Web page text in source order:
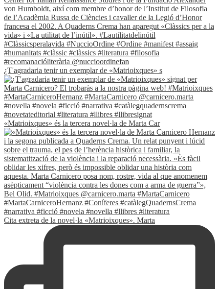
¿T'agradaria tenir un exemplar de «Matrioixques» s
«Matrioixques» és la tercera novel·la de Marta Car
Cita extreta de la novel·la «Matrioixques». Marta